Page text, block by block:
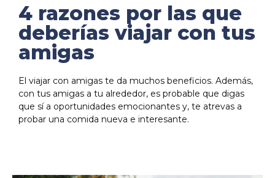
4 razones por las que
deberías viajar con tus
amigas
El viajar con amigas te da muchos beneficios. Además,
con tus amigas a tu alrededor, es probable que digas
que sí a oportunidades emocionantes y, te atrevas a
probar una comida nueva e interesante.